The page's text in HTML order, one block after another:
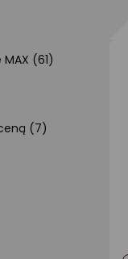
(61)
(7)